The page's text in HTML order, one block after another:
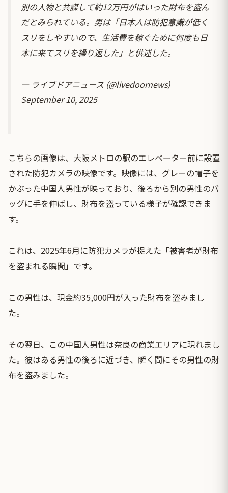
別の人物と共謀して約12万円がはいった財布を盗ん
だとみられている。男は「日本人は防犯意識が低く
スリをしやすいので、生活費を稼ぐために何度も日
本に来てスリを繰り返した」と供述した。
— ライブドアニュース (@livedoornews)
September 10, 2025
こちらの画像は、大阪メトロの駅のエレベーター前に設置
された防犯カメラの映像です。映像には、グレーの帽子を
かぶった中国人男性が映っており、後ろから別の男性のバ
ッグに手を伸ばし、財布を盗っている様子が確認できま
す。
これは、2025年6月に防犯カメラが捉えた「被害者が財布
を盗まれる瞬間」です。
この男性は、現金約35,000円が入った財布を盗みまし
た。
その翌日、この中国人男性は奈良の商業エリアに現れまし
た。彼はある男性の後ろに近づき、瞬く間にその男性の財
布を盗みました。